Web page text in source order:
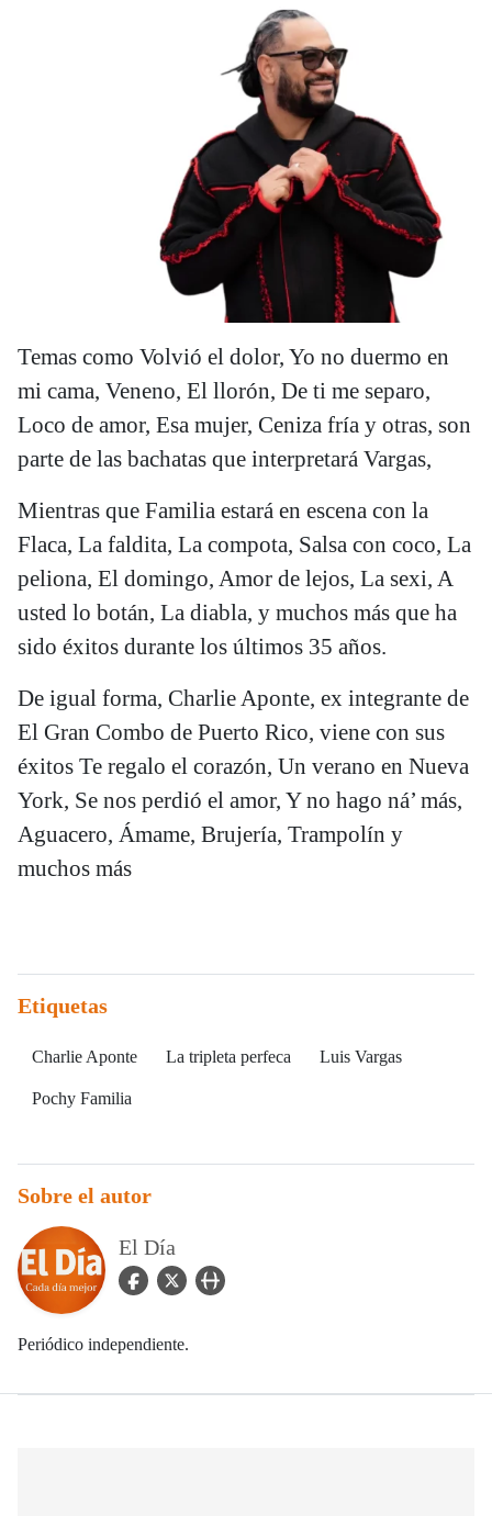
Temas como Volvió el dolor, Yo no duermo en
mi cama, Veneno, El llorón, De ti me separo,
Loco de amor, Esa mujer, Ceniza fría y otras, son
parte de las bachatas que interpretará Vargas,
Mientras que Familia estará en escena con la
Flaca, La faldita, La compota, Salsa con coco, La
peliona, El domingo, Amor de lejos, La sexi, A
usted lo botán, La diabla, y muchos más que ha
sido éxitos durante los últimos 35 años.
De igual forma, Charlie Aponte, ex integrante de
El Gran Combo de Puerto Rico, viene con sus
éxitos Te regalo el corazón, Un verano en Nueva
York, Se nos perdió el amor, Y no hago ná’ más,
Aguacero, Ámame, Brujería, Trampolín y
muchos más
Etiquetas
Charlie Aponte La tripleta perfeca Luis Vargas
Pochy Familia
Sobre el autor
El Día
facebook Icon
twitter Iconuser_url Icon
Periódico independiente.